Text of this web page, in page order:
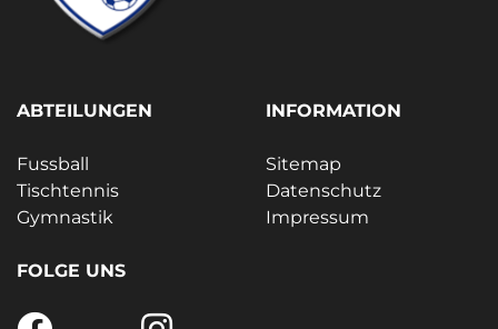
ABTEILUNGEN
Fussball
Tischtennis
Gymnastik
INFORMATION
Sitemap
Datenschutz
Impressum
FOLGE UNS